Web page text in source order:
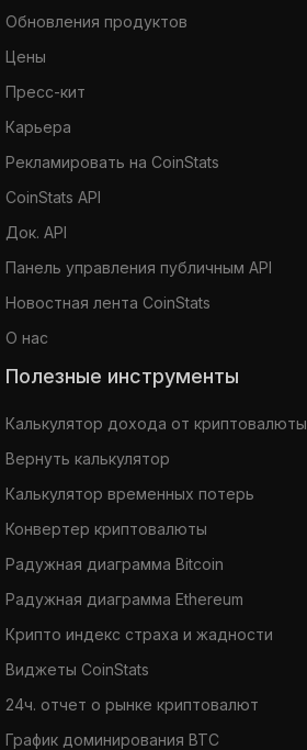
Обновления продуктов
Цены
Пресс-кит
Карьера
Рекламировать на CoinStats
CoinStats API
Док. API
Панель управления публичным API
Новостная лента CoinStats
О нас
Полезные инструменты
Калькулятор дохода от криптовалюты
Вернуть калькулятор
Калькулятор временных потерь
Конвертер криптовалюты
Радужная диаграмма Bitcoin
Радужная диаграмма Ethereum
Крипто индекс страха и жадности
Виджеты CoinStats
24ч. отчет о рынке криптовалют
График доминирования BTC